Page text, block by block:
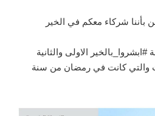
بأننا شركاء معكم في الخير
الاولى والثانية
والتي كانت في رمضان من سنة